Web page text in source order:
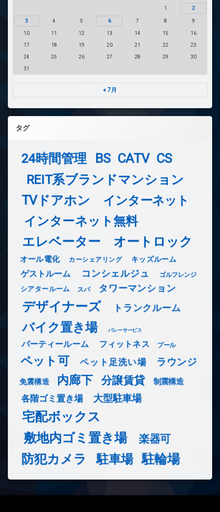
1 2
3 4 5 6 7 8 9
10 11 12 13 14 15 16
17 18 19 20 21 22 23
24 25 26 27 28 29 30
31
« 7月
タグ
24時間管理 BS CATV CS
REIT系ブランドマンション
TVドアホン インターネット
インターネット無料
エレベーター オートロック
オール電化 カーシェアリング キッズルーム
ゲストルーム コンシェルジュ ゴルフレンジ
シアタールーム スパ タワーマンション
デザイナーズ トランクルーム
バイク置き場 バレーサービス
パーティールーム フィットネス プール
ペット可 ペット足洗い場 ラウンジ
免震構造 内廊下 分譲賃貸 制震構造
各階ゴミ置き場 大型駐車場
宅配ボックス
敷地内ゴミ置き場
楽器可
防犯カメラ 駐車場 駐輪場